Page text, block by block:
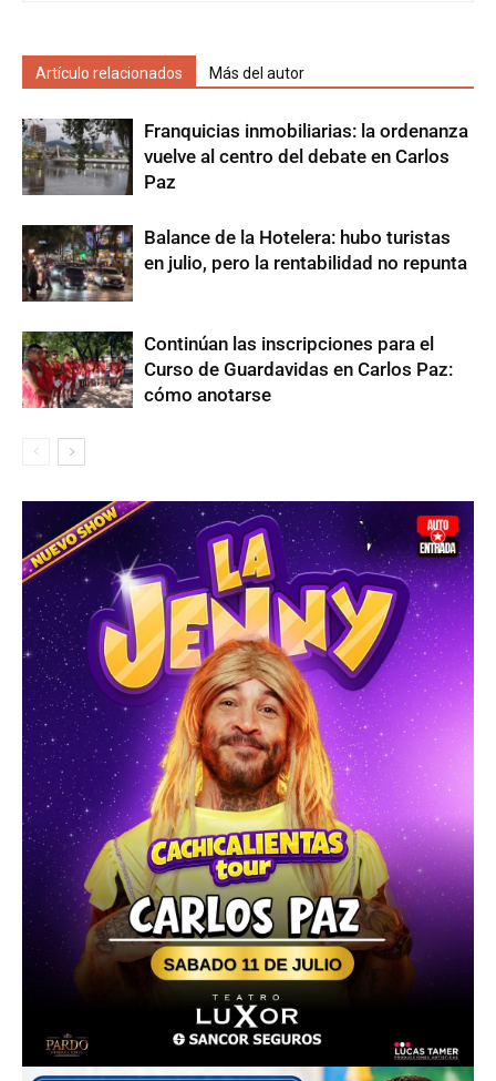
Artículo relacionados Más del autor
Franquicias inmobiliarias: la ordenanza
vuelve al centro del debate en Carlos
Paz
Balance de la Hotelera: hubo turistas
en julio, pero la rentabilidad no repunta
Continúan las inscripciones para el
Curso de Guardavidas en Carlos Paz:
cómo anotarse